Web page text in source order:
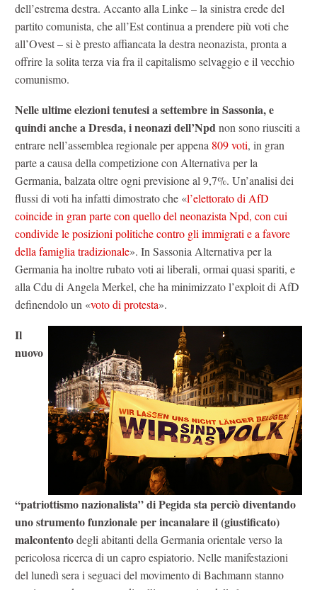
dell’estrema destra. Accanto alla Linke – la sinistra erede del
partito comunista, che all’Est continua a prendere più voti che
all’Ovest – si è presto affiancata la destra neonazista, pronta a
offrire la solita terza via fra il capitalismo selvaggio e il vecchio
comunismo.
Nelle ultime elezioni tenutesi a settembre in Sassonia, e
quindi anche a Dresda, i neonazi dell’Npdnon sono riusciti a
entrare nell’assemblea regionale per appena 809 voti, in gran
parte a causa della competizione con Alternativa per la
Germania, balzata oltre ogni previsione al 9,7%. Un’analisi dei
flussi di voti ha infatti dimostrato che «l’elettorato di AfD
coincide in gran parte con quello del neonazista Npd, con cui
condivide le posizioni politiche contro gli immigrati e a favore
della famiglia tradizionale». In Sassonia Alternativa per la
Germania ha inoltre rubato voti ai liberali, ormai quasi spariti, e
alla Cdu di Angela Merkel, che ha minimizzato l’exploit di AfD
definendolo un «voto di protesta».
Il
nuovo
“patriottismo nazionalista” di Pegida sta perciò diventando
uno strumento funzionale per incanalare il (giustificato)
malcontentodegli abitanti della Germania orientale verso la
pericolosa ricerca di un capro espiatorio. Nelle manifestazioni
del lunedì sera i seguaci del movimento di Bachmann stanno